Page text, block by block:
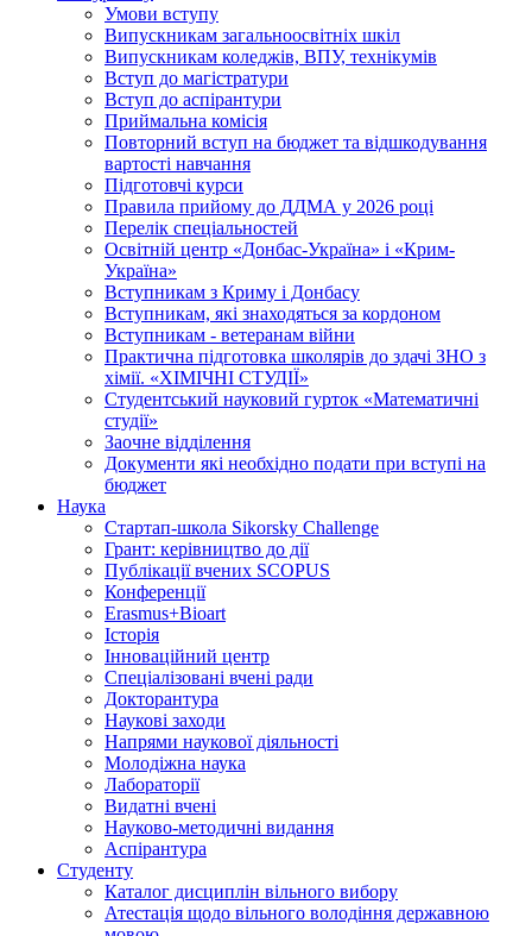
Умови вступу
Випускникам загальноосвітніх шкіл
Випускникам коледжів, ВПУ, технікумів
Вступ до магістратури
Вступ до аспірантури
Приймальна комісія
Повторний вступ на бюджет та відшкодування
вартості навчання
Підготовчі курси
Правила прийому до ДДМА у 2026 році
Перелік спеціальностей
Освітній центр «Донбас-Україна» і «Крим-
Україна»
Вступникам з Криму і Донбасу
Вступникам, які знаходяться за кордоном
Вступникам - ветеранам війни
Практична підготовка школярів до здачі ЗНО з
хімії. «ХІМІЧНІ СТУДІЇ»
Студентський науковий гурток «Математичні
студії»
Заочне відділення
Документи які необхідно подати при вступі на
бюджет
Наука
Стартап-школа Sikorsky Challenge
Грант: керівництво до дії
Публікації вчених SCOPUS
Конференції
Erasmus+Bioart
Історія
Інноваційний центр
Спеціалізовані вчені ради
Докторантура
Наукові заходи
Напрями наукової діяльності
Молодіжна наука
Лабораторії
Видатні вчені
Науково-методичні видання
Аспірантура
Студенту
Каталог дисциплін вільного вибору
Атестація щодо вільного володіння державною